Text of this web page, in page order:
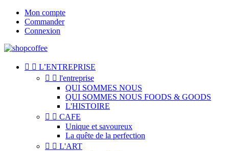
Mon compte
Commander
Connexion
  L’ENTREPRISE
  l'entreprise
QUI SOMMES NOUS
QUI SOMMES NOUS FOODS & GOODS
L'HISTOIRE
  CAFE
Unique et savoureux
La quête de la perfection
  L'ART